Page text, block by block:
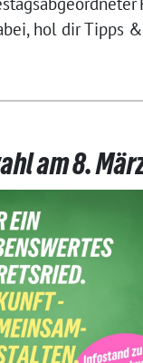
hol dir Tipps
am 8.